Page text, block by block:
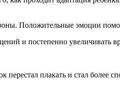
Положительные эмоции
и постепенно увеличивать
перестал плакать и стал более